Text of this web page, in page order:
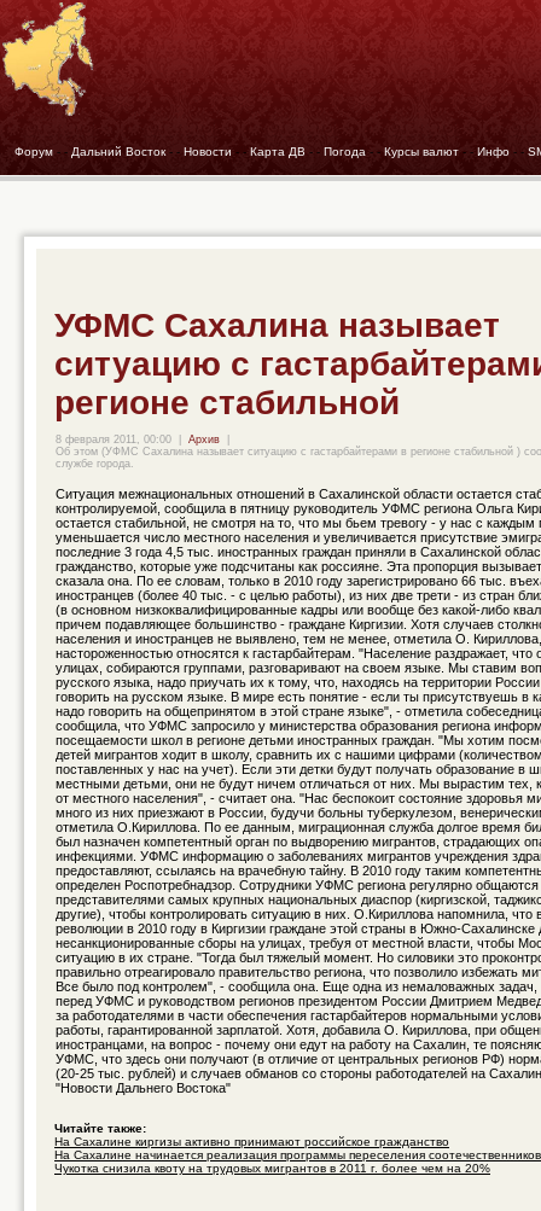
Форум - - Дальний Восток - - Новости - - Карта ДВ - - Погода - - Курсы валют - - Инфо - -
УФМС Сахалина называет
ситуацию с
регионе стабильной
8 февраля 2011, 00:00 Архив
Об этом (УФМС Сахалина называет ситуацию с гастарбайтерами в регионе стабильной )
службе города.
Ситуация межнациональных отношений в Сахалинской области остается
контролируемой, сообщила в пятницу руководитель УФМС региона Ольга
остается стабильной, не смотря на то, что мы бьем тревогу - у нас с каждым
уменьшается число местного населения и увеличивается присутствие
последние 3 года 4,5 тыс. иностранных граждан приняли в Сахалинской
гражданство, которые уже подсчитаны как россияне. Эта пропорция
сказала она. По ее словам, только в 2010 году зарегистрировано 66 тыс.
иностранцев (более 40 тыс. - с целью работы), из них две трети - из стран
(в основном низкоквалифицированные кадры или вообще без какой-либо
причем подавляющее большинство - граждане Киргизии. Хотя случаев
населения и иностранцев не выявлено, тем не менее, отметила О.
настороженностью относятся к гастарбайтерам. "Население раздражает, что
улицах, собираются группами, разговаривают на своем языке. Мы ставим
русского языка, надо приучать их к тому, что, находясь на территории
говорить на русском языке. В мире есть понятие - если ты присутствуешь в
надо говорить на общепринятом в этой стране языке", - отметила
сообщила, что УФМС запросило у министерства образования региона
посещаемости школ в регионе детьми иностранных граждан. "Мы хотим
детей мигрантов ходит в школу, сравнить их с нашими цифрами
поставленных у нас на учет). Если эти детки будут получать образование в
местными детьми, они не будут ничем отличаться от них. Мы вырастим тех,
от местного населения", - считает она. "Нас беспокоит состояние здоровья
много из них приезжают в России, будучи больны туберкулезом,
отметила О.Кириллова. По ее данным, миграционная служба долгое время
был назначен компетентный орган по выдворению мигрантов, страдающих
инфекциями. УФМС информацию о заболеваниях мигрантов учреждения
предоставляют, ссылаясь на врачебную тайну. В 2010 году таким
определен Роспотребнадзор. Сотрудники УФМС региона регулярно общаются
представителями самых крупных национальных диаспор (киргизской,
другие), чтобы контролировать ситуацию в них. О.Кириллова напомнила, что
революции в 2010 году в Киргизии граждане этой страны в Южно-
несанкционированные сборы на улицах, требуя от местной власти, чтобы
ситуацию в их стране. "Тогда был тяжелый момент. Но силовики это
правильно отреагировало правительство региона, что позволило избежать
Все было под контролем", - сообщила она. Еще одна из немаловажных задач,
перед УФМС и руководством регионов президентом России Дмитрием
за работодателями в части обеспечения гастарбайтеров нормальными
работы, гарантированной зарплатой. Хотя, добавила О. Кириллова, при
иностранцами, на вопрос - почему они едут на работу на Сахалин, те
УФМС, что здесь они получают (в отличие от центральных регионов РФ)
(20-25 тыс. рублей) и случаев обманов со стороны работодателей на
"Новости Дальнего Востока"
Читайте также:
На Сахалине киргизы активно принимают российское гражданство
На Сахалине начинается реализация программы переселения соотечественников
Чукотка снизила квоту на трудовых мигрантов в 2011 г. более чем на 20%